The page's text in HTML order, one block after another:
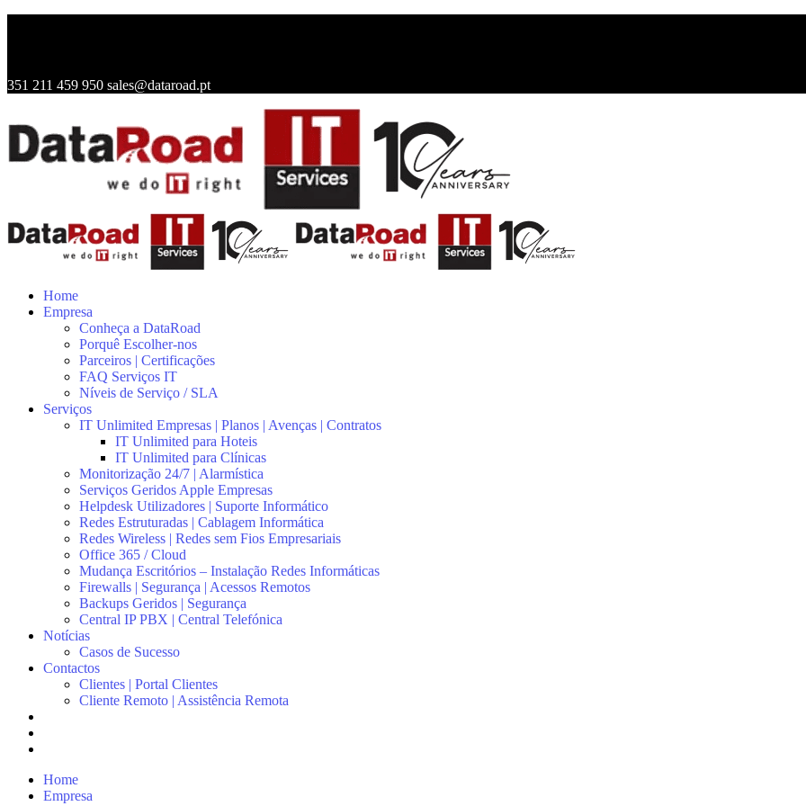
351 211 459 950 sales@dataroad.pt
Home
Empresa
Conheça a DataRoad
Porquê Escolher-nos
Parceiros | Certificações
FAQ Serviços IT
Níveis de Serviço / SLA
Serviços
IT Unlimited Empresas | Planos | Avenças | Contratos
IT Unlimited para Hoteis
IT Unlimited para Clínicas
Monitorização 24/7 | Alarmística
Serviços Geridos Apple Empresas
Helpdesk Utilizadores | Suporte Informático
Redes Estruturadas | Cablagem Informática
Redes Wireless | Redes sem Fios Empresariais
Office 365 / Cloud
Mudança Escritórios – Instalação Redes Informáticas
Firewalls | Segurança | Acessos Remotos
Backups Geridos | Segurança
Central IP PBX | Central Telefónica
Notícias
Casos de Sucesso
Contactos
Clientes | Portal Clientes
Cliente Remoto | Assistência Remota
Home
Empresa